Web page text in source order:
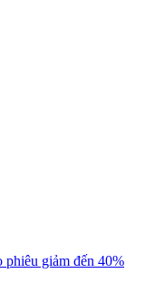
phiêu giảm đến 40%